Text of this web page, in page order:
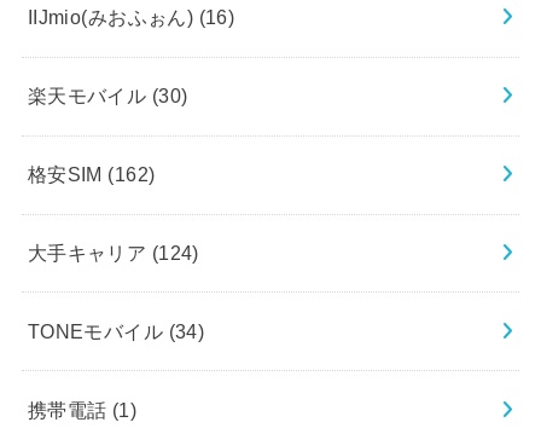
IIJmio(みおふぉん) (16)
楽天モバイル (30)
格安SIM (162)
大手キャリア (124)
TONEモバイル (34)
携帯電話 (1)